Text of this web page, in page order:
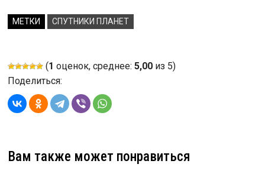
МЕТКИ СПУТНИКИ ПЛАНЕТ
(1 оценок, среднее: 5,00из 5)
Поделиться:
Вам также может понравиться